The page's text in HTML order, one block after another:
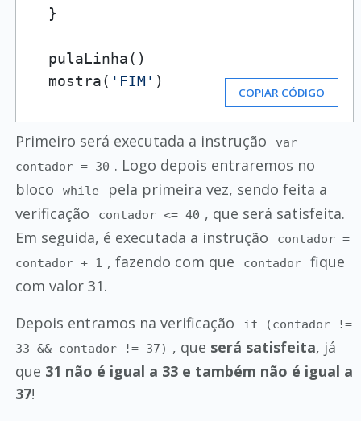
  }
  pulaLinha()
  mostra(
'FIM' )
COPIAR CÓDIGO
Primeiro será executada a instrução
var
contador = 30 . Logo depois entraremos no
bloco
while
pela primeira vez, sendo feita a
verificação
contador <= 40 , que será satisfeita.
Em seguida, é executada a instrução
contador =
contador + 1 , fazendo com que contador
fique
com valor 31.
Depois entramos na verificação
if (contador !=
33 && contador != 37) , que será satisfeita, já
que 31 não é igual a 33 e também não é igual a
37!